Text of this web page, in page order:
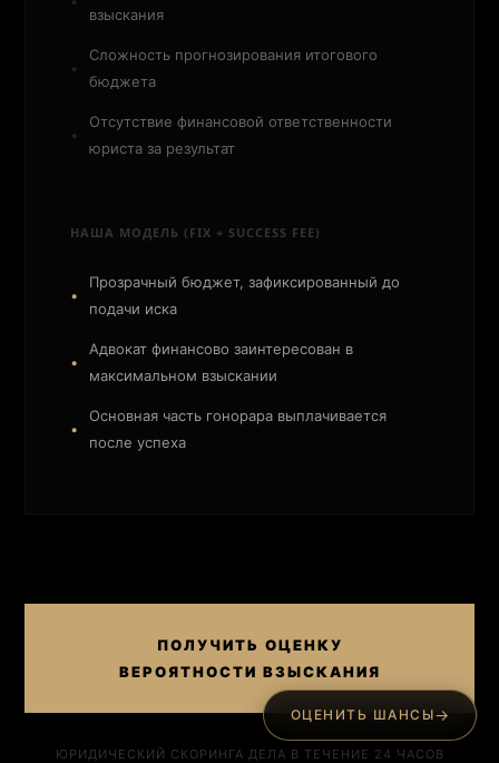
взыскания
Сложность прогнозирования итогового
бюджета
Отсутствие финансовой ответственности
юриста за результат
НАША МОДЕЛЬ (FIX + SUCCESS FEE)
Прозрачный бюджет, зафиксированный до
подачи иска
Адвокат финансово заинтересован в
максимальном взыскании
Основная часть гонорара выплачивается
после успеха
ПОЛУЧИТЬ ОЦЕНКУ
ВЕРОЯТНОСТИ ВЗЫСКАНИЯ
ЮРИДИЧЕСКИЙ СКОРИНГА ДЕЛА В ТЕЧЕНИЕ 24 ЧАСОВ
ОЦЕНИТЬ ШАНСЫ→